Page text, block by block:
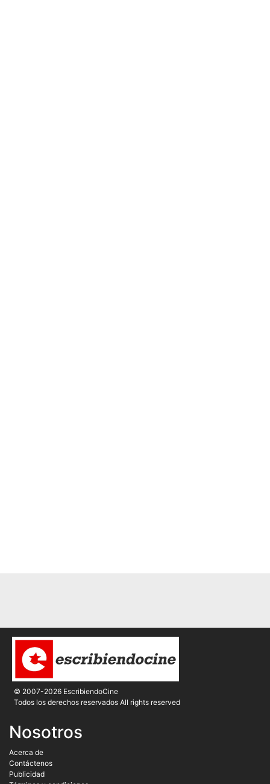
© 2007-2026 EscribiendoCine
Todos los derechos reservados All rights reserved
Nosotros
Acerca de
Contáctenos
Publicidad